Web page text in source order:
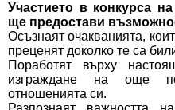
Участието в конкурса
ще предостави
Осъзнаят очакванията,
преценят доколко те са
Поработят върху
изграждане на още
отношенията си.